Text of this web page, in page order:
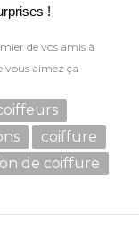
!
de vos amis à
vous aimez ça
coiffure
de coiffure